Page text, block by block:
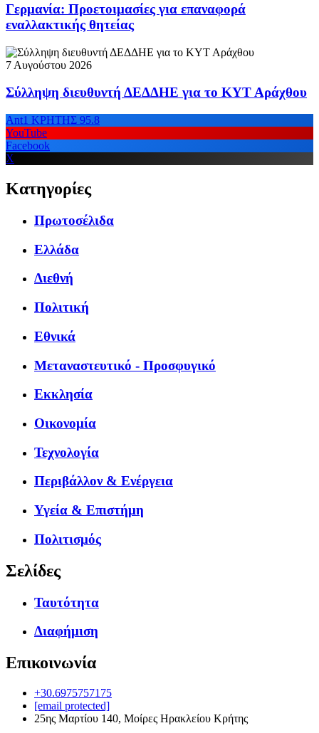
Γερμανία: Προετοιμασίες για επαναφορά
εναλλακτικής θητείας
7 Αυγούστου 2026
Σύλληψη διευθυντή ΔΕΔΔΗΕ για το ΚΥΤ Αράχθου
Ant1 ΚΡΗΤΗΣ 95.8
YouTube
Facebook
X
Κατηγορίες
Πρωτοσέλιδα
Ελλάδα
Διεθνή
Πολιτική
Εθνικά
Μεταναστευτικό - Προσφυγικό
Εκκλησία
Οικονομία
Τεχνολογία
Περιβάλλον & Ενέργεια
Υγεία & Επιστήμη
Πολιτισμός
Σελίδες
Ταυτότητα
Διαφήμιση
Επικοινωνία
+30.6975757175
[email protected]
25ης Μαρτίου 140, Μοίρες Ηρακλείου Κρήτης